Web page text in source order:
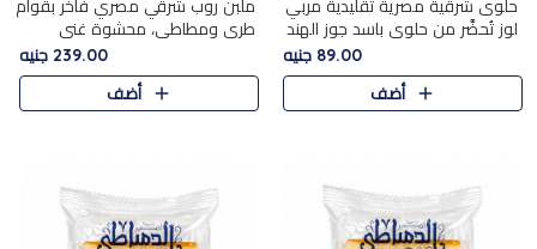
حلوى شرقية مصرية تقليدية مربي
لوز تُحضَّر من حلوى باسد جوز الهند
بقوام طري ومذاق غني، وتُزين
وتغطاه بقطع اللوز الفاخر التي
تضيف لمسة مميزة م..
89.00 جنيه
أضف
ملبن روب شرقي مصري فاخر بقوام
طري ومطاطي، محشوة غني
بسخاء بقطع عين الجمل واللوز
الفاخر التي تضيف قرمشة مميزة
ومرضية ونكهة ناتي غنية في كل
239.00 جنيه
أضف